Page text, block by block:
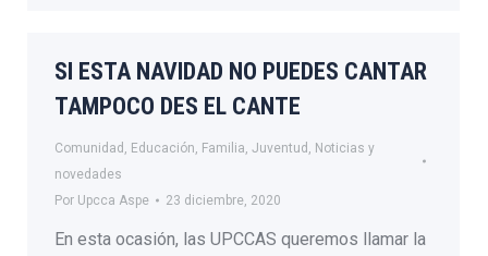
SI ESTA NAVIDAD NO PUEDES CANTAR
TAMPOCO DES EL CANTE
Comunidad , Educación, Familia, Juventud , Noticias y
novedades
Por Upcca Aspe 23 diciembre, 2020
En esta ocasión, las UPCCAS queremos llamar la